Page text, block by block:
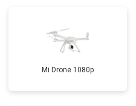
Mi Drone 1080p